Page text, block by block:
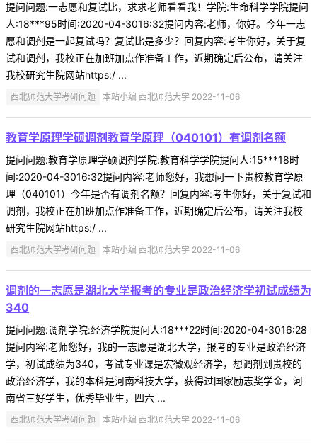
提问问题:一志愿和复试比，求求老师看看我！学院:生命科学学院提问
人:18***95时间:2020-04-3016:32提问内容:老师，你好。今年一志
愿和调剂是一起复试吗？复试比是多少？回复内容:考生你好，关于复
试和调剂，我校正在加班加点作准备工作，近期确定后公布，请关注
我校研究生院网站https:/ ...
西北师范大学考研问题 本站小编 西北师范大学 2022-11-06
教育学原理学硕调剂教育学原理（040101）有调剂名额
提问问题:教育学原理学硕调剂学院:教育科学学院提问人:15***18时
间:2020-04-3016:32提问内容:老师您好，我想问一下贵校教育学原
理（040101）今年是否有调剂名额？回复内容:考生你好，关于复试和
调剂，我校正在加班加点作准备工作，近期确定后公布，请关注我校
研究生院网站https:/ ...
西北师范大学考研问题 本站小编 西北师范大学 2022-11-06
调剂的一志愿是湖北大学报考的专业是政治经济学初试成绩为
340
提问问题:调剂学院:经济学院提问人:18***22时间:2020-04-3016:28
提问内容:老师您好，我的一志愿是湖北大学，报考的专业是政治经济
学，初试成绩为340，考试专业课是宏微观经济学，想调剂到贵校的
政治经济学，我的本科是河南科技大学，获得过国家励志奖学金，河
南省三好学生，优秀毕业生，四六 ...
西北师范大学考研问题 本站小编 西北师范大学 2022-11-06